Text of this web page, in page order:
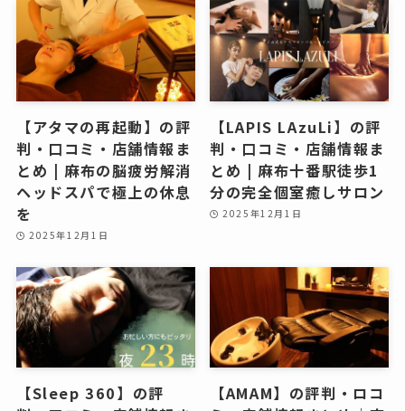
【アタマの再起動】の評
判・口コミ・店舗情報ま
とめ | 麻布の脳疲労解消
ヘッドスパで極上の休息
を
2025年12月1日
【LAPIS LAzuLi】の評
判・口コミ・店舗情報ま
とめ | 麻布十番駅徒歩1
分の完全個室癒しサロン
2025年12月1日
【Sleep 360】の評
【AMAM】の評判・ロコ